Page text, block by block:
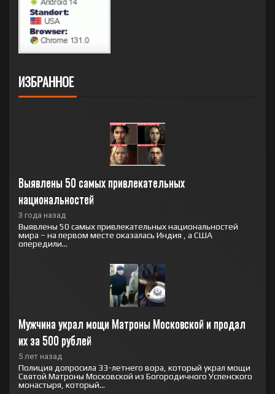
ИЗБРАННОЕ
Выявлены 50 самых привлекательных
национальностей
3 года назад
Выявлены 50 самых привлекательных национальностей
мира – на первом месте оказалась Индия , а США
опередили...
Мужчина украл мощи Матроны Московской и продал
их за 500 рублей
5 лет назад
Полиция допросила 33-летнего вора, который украл мощи
Святой Матроны Московской из Богородичного Успенского
монастыря, который...